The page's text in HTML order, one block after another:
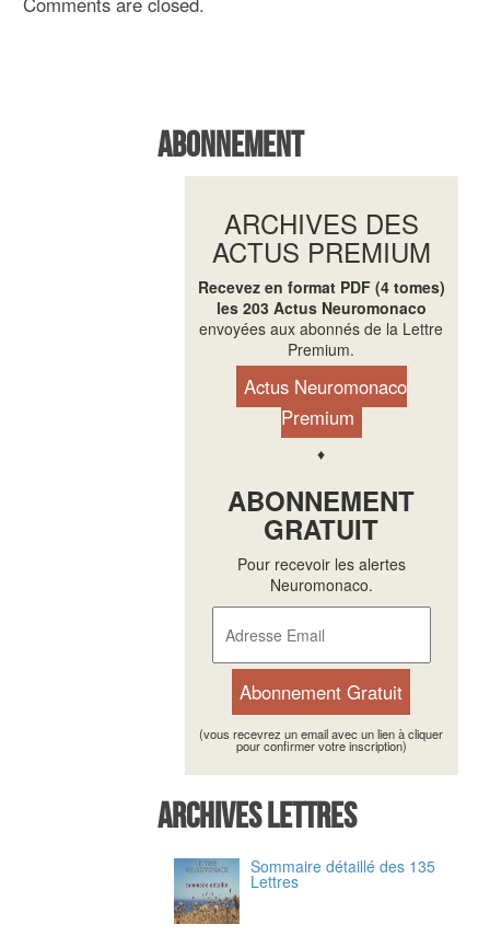
Abonnement
ARCHIVES DES
ACTUS PREMIUM
Recevez en format PDF (4 tomes)
les 203 Actus Neuromonaco
envoyées aux abonnés de la Lettre
Premium.
Actus Neuromonaco
Premium
♦
ABONNEMENT
GRATUIT
Pour recevoir les alertes
Neuromonaco.
(vous recevrez un email avec un lien à cliquer
pour confirmer votre inscription)
Archives Lettres
Sommaire détaillé des 135
Lettres